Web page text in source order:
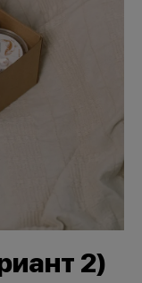
2)